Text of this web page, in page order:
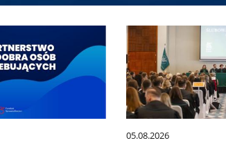
05.08.2026